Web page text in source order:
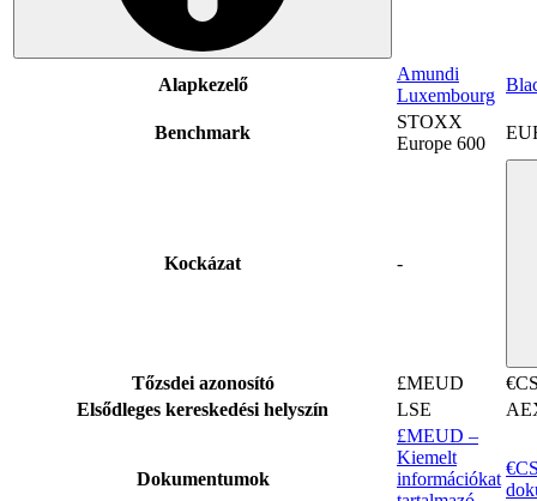
Alapkezelő
Amundi
Luxembourg
Benchmark
STOXX
Europe 600
Kockázat -
Tőzsdei azonosító £MEUD
Elsődleges kereskedési helyszín
LSE
Dokumentumok
£MEUD –
Kiemelt
információkat